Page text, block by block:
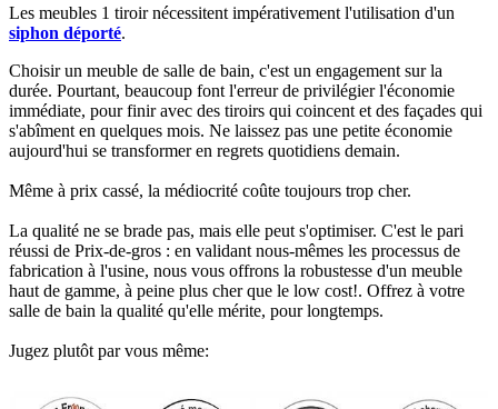
Les meubles 1 tiroir nécessitent impérativement l'utilisation d'un
siphon déporté.​​
Choisir un meuble de salle de bain, c'est un engagement sur la
durée. Pourtant, beaucoup font l'erreur de privilégier l'économie
immédiate, pour finir avec des tiroirs qui coincent et des façades qui
s'abîment en quelques mois. Ne laissez pas une petite économie
aujourd'hui se transformer en regrets quotidiens demain.
Même à prix cassé, la médiocrité coûte toujours trop cher.
La qualité ne se brade pas, mais elle peut s'optimiser. C'est le pari
réussi de Prix-de-gros : en validant nous-mêmes les processus de
fabrication à l'usine, nous vous offrons la robustesse d'un meuble
haut de gamme, à peine plus cher que le low cost!. Offrez à votre
salle de bain la qualité qu'elle mérite, pour longtemps.
Jugez plutôt par vous même: